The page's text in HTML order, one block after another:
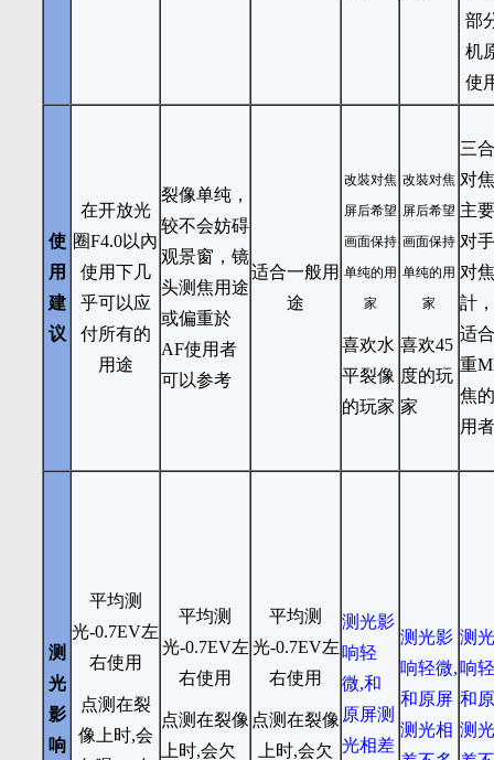
部
机
使
使
用
建
议
在开放光
圈F4.0以內
使用下几
乎可以应
付所有的
用途
裂像单纯，
较不会妨碍
观景窗，镜
头测焦用途
或偏重於
AF使用者
可以参考
适合一般用
途
改裝对焦
屏后希望
画面保持
单纯的用
家
喜欢水
平裂像
的玩家
改裝对焦
屏后希望
画面保持
单纯的用
家
喜欢45
度的玩
家
三
对
主
对
对
計
适
重
焦
用者
测
光
影
响
平均测
光-0.7EV左
右使用
点测在裂
像上时,会
平均测
光-0.7EV左
右使用
点测在裂像
上时,会欠
平均测
光-0.7EV左
右使用
点测在裂像
上时,会欠
测光影
响轻
微,和
原屏测
光相差
测光影
响轻微,
和原屏
测光相
测
响
和
测